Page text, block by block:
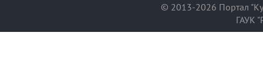
© 2013-2026 Портал
ГАУК